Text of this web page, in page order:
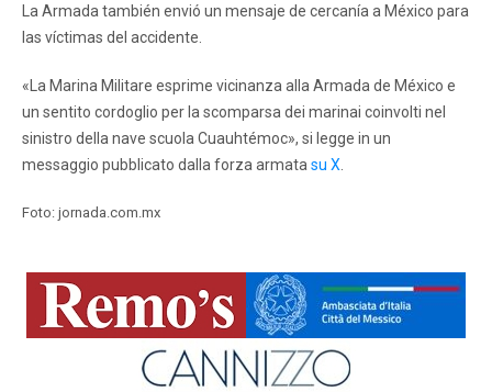
La Armada también envió un mensaje de cercanía a México para
las víctimas del accidente.
«La Marina Militare esprime vicinanza alla Armada de México e
un sentito cordoglio per la scomparsa dei marinai coinvolti nel
sinistro della nave scuola Cuauhtémoc», si legge in un
messaggio pubblicato dalla forza armata su X
Foto: jornada.com.mx